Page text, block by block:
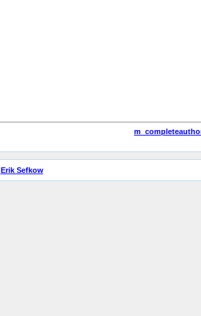
Erik Sefkow